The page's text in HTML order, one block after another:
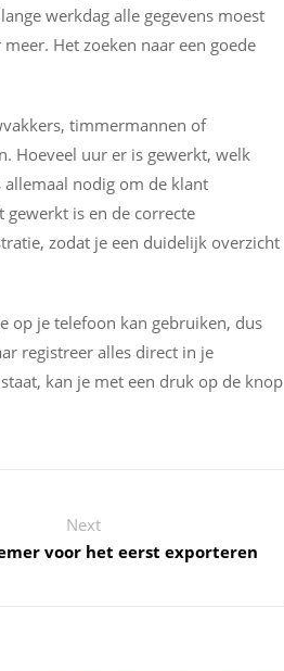
werkdag alle gegevens moest
Het zoeken naar een goede
timmermannen of
Hoeveel uur er is gewerkt, welk
nodig om de klant
is en de correcte
zodat je een duidelijk overzicht
op je telefoon kan gebruiken, dus
registreer alles direct in je
kan je met een druk op de knop
Next
voor het eerst exporteren